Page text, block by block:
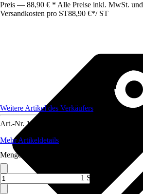
Preis — 88,90 € * Alle Preise inkl. MwSt.
Versandkosten pro ST88,90 €*/ ST
Weitere Artikel des Verkäufers
Art.-Nr. 12086737
Mehr Artikeldetails
Menge (ST)
1 ST